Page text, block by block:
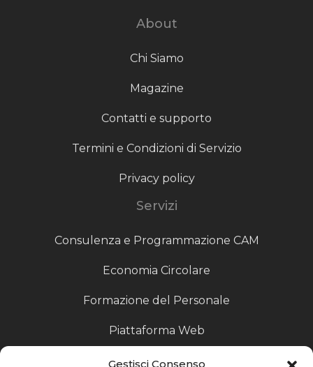
Gestisci Consenso
About
Chi Siamo
Magazine
Contatti e supporto
Termini e Condizioni di Servizio
Privacy policy
Servizi
Consulenza e Programmazione CAM
Economia Circolare
Formazione del Personale
Piattaforma Web
Scouting fornitori